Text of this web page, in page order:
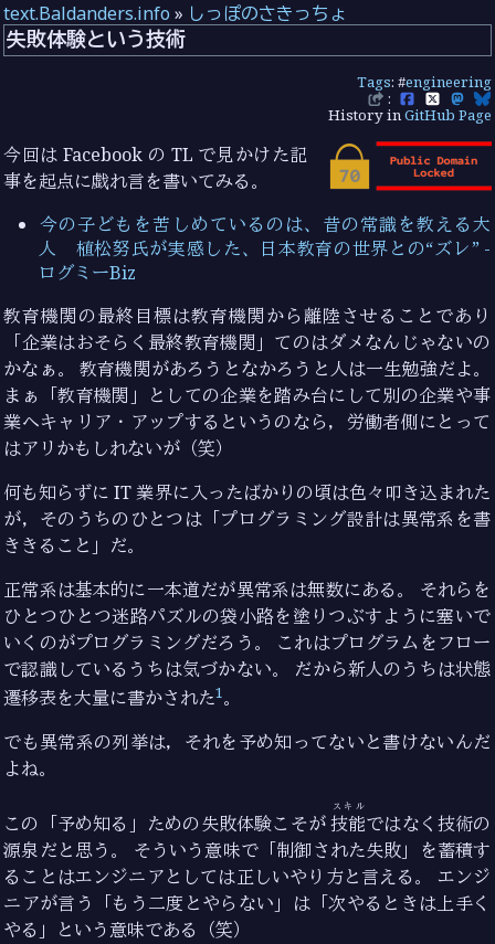
text.Baldanders.info » しっぽのさきっちょ
失敗体験という技術
Tags: #engineering
History inGitHub Page
今回は Facebook の TL で見かけた記
事を起点に戯れ言を書いてみる。
今の子どもを苦しめているのは、昔の常識を教える大
人 植松努氏が実感した、日本教育の世界との“ズレ” -
ログミーBiz
教育機関の最終目標は教育機関から離陸させることであり
「企業はおそらく最終教育機関」てのはダメなんじゃないの
かなぁ。 教育機関があろうとなかろうと人は一生勉強だよ。
まぁ「教育機関」としての企業を踏み台にして別の企業や事
業へキャリア・アップするというのなら，労働者側にとって
はアリかもしれないが（笑）
何も知らずに IT 業界に入ったばかりの頃は色々叩き込まれた
が，そのうちのひとつは「プログラミング設計は異常系を書
ききること」だ。
正常系は基本的に一本道だが異常系は無数にある。 それらを
ひとつひとつ迷路パズルの袋小路を塗りつぶすように塞いで
いくのがプログラミングだろう。 これはプログラムをフロー
で認識しているうちは気づかない。 だから新人のうちは状態
遷移表を大量に書かされた1。
でも異常系の列挙は，それを予め知ってないと書けないんだ
よね。
この「予め知る」ための失敗体験こそが技能
スキル
ではなく技術の
源泉だと思う。 そういう意味で「制御された失敗」を蓄積す
ることはエンジニアとしては正しいやり方と言える。 エンジ
ニアが言う「もう二度とやらない」は「次やるときは上手く
やる」という意味である（笑）